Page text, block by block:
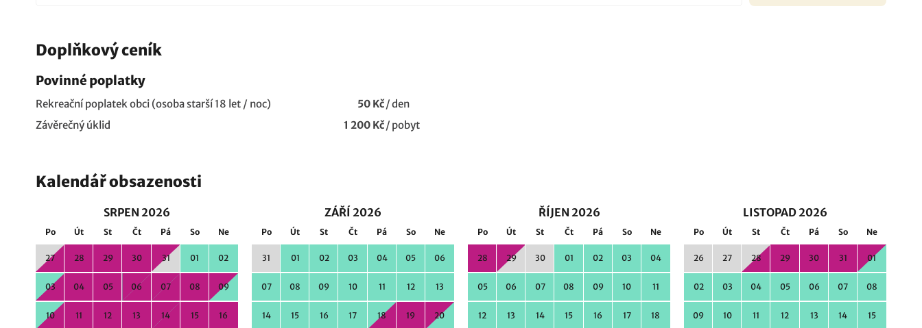
Doplňkový ceník
Povinné poplatky
Rekreační poplatek obci (osoba starší 18 let / noc) 50 Kč/den
Závěrečný úklid
1 200 Kč/ pobyt
Kalendář obsazenosti
SRPEN 2026
Po Út St Čt Pá So Ne
27 28 29 30 31 01 02
03 04 05 06 07 08 09
10 11 12 13 14 15 16
ZÁŘÍ 2026
Po Út St Čt Pá So Ne
31 01 02 03 04 05 06
07 08 09 10 11 12 13
14 15 16 17 18 19 20
ŘÍJEN 2026
Po Út St Čt Pá So Ne
28 29 30 01 02 03 04
05 06 07 08 09 10 11
12 13 14 15 16 17 18
LISTOPAD 2026
Po Út St Čt Pá So Ne
26 27 28 29 30 31 01
02 03 04 05 06 07 08
09 10 11 12 13 14 15